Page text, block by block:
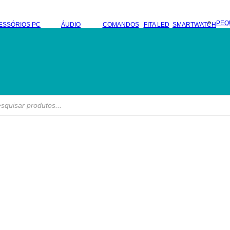
PC ÁUDIO COMANDOS FITA LED SMARTWATCH